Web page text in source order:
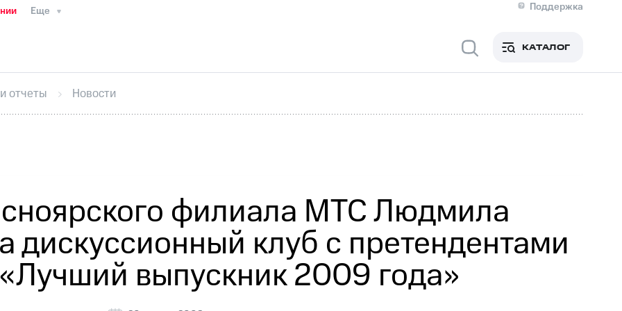
Еще
Поддержка
Медиа-центр
ИнтервьюФинансовая отчетностьКонтактыНовости в регионе
секретарьРаскрытие информации
кабинет акционераАкционерный капиталКонтроль и аудитРынок акций
КАТАЛОГ
отчеты Новости
филиала МТС Людмила
дискуссионный клуб с претендентами
выпускник 2009 года»